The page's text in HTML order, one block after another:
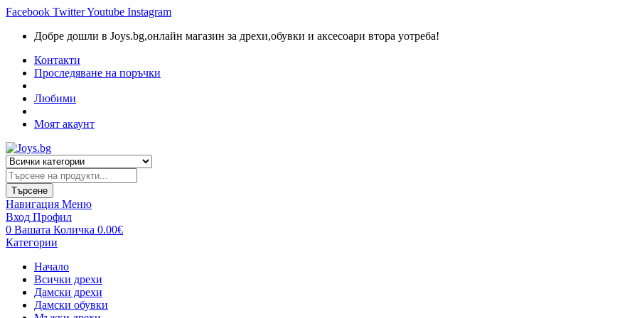
Facebook TwitterYoutube Instagram
Добре дошли в Joys.bg,oнлайн магазин за дрехи,обувки и аксесоари втора уотреба!
Контакти
Проследяване на поръчки
Любими
Моят акаунт
Търсене
на
продукти
Търсене
Навигация Меню
Вход Профил
0 Вашата Количка 0.00€
Категории
Начало
Всички дрехи
Дамски дрехи
Дамски обувки